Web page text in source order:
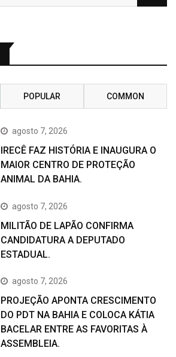
POPULAR COMMON
agosto 7, 2026
IRECÊ FAZ HISTÓRIA E INAUGURA O
MAIOR CENTRO DE PROTEÇÃO
ANIMAL DA BAHIA.
agosto 7, 2026
MILITÃO DE LAPÃO CONFIRMA
CANDIDATURA A DEPUTADO
ESTADUAL.
agosto 7, 2026
PROJEÇÃO APONTA CRESCIMENTO
DO PDT NA BAHIA E COLOCA KÁTIA
BACELAR ENTRE AS FAVORITAS À
ASSEMBLEIA.